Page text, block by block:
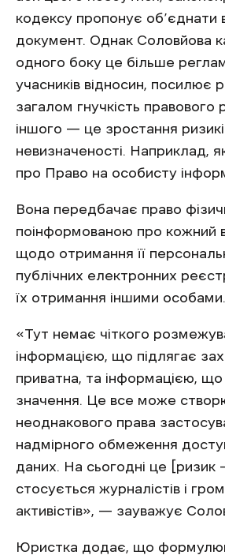
кодексу пропонує об’єднати
документ. Однак Соловйова
одного боку це більше
учасників відносин, посилює
загалом гнучкість правового
іншого — це зростання
невизначеності. Наприклад,
про Право на особисту
Вона передбачає право
поінформованою про кожний
щодо отримання її
публічних електронних
їх отримання іншими особами.
«Тут немає чіткого
інформацією, що підлягає
приватна, та інформацією, що
значення. Це все може
неоднакового права
надмірного обмеження
даних. На сьогодні це [ризик
стосується журналістів і
активістів», — зауважує
Юристка додає, що